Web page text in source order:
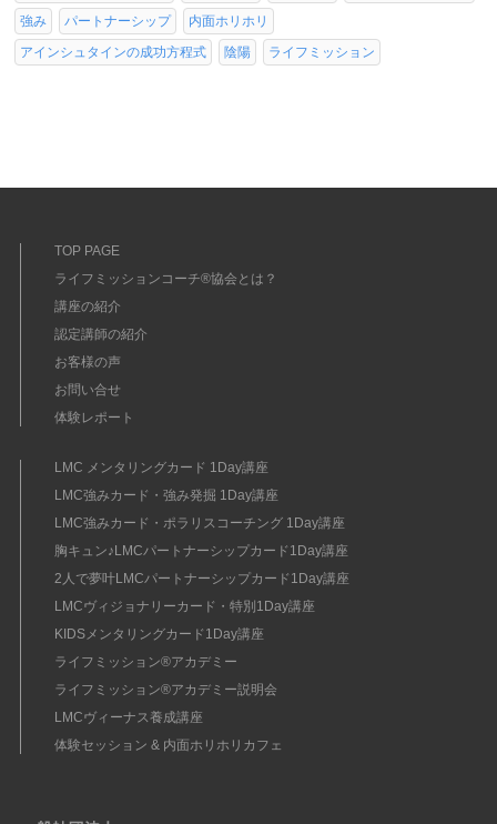
強み
パートナーシップ
内面ホリホリ
アインシュタインの成功方程式
陰陽 ライフミッション
TOP PAGE
ライフミッションコーチ®協会とは？
講座の紹介
認定講師の紹介
お客様の声
お問い合せ
体験レポート
LMC メンタリングカード 1Day講座
LMC強みカード・強み発掘 1Day講座
LMC強みカード・ポラリスコーチング 1Day講座
胸キュン♪LMCパートナーシップカード1Day講座
2人で夢叶LMCパートナーシップカード1Day講座
LMCヴィジョナリーカード・特別1Day講座
KIDSメンタリングカード1Day講座
ライフミッション®︎アカデミー
ライフミッション®︎アカデミー説明会
LMCヴィーナス養成講座
体験セッション & 内面ホリホリカフェ